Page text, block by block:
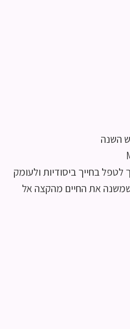
השנה
בחייך ביסודיות ולעומק
את החיים מהקצה אל